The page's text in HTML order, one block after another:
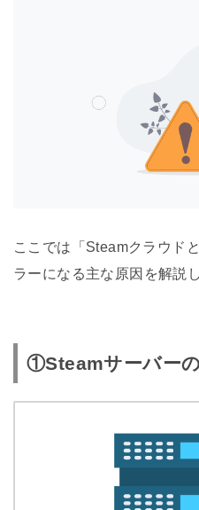
ここでは「Steamクラウド
ラーになる主な原因を解説
①Steamサーバー